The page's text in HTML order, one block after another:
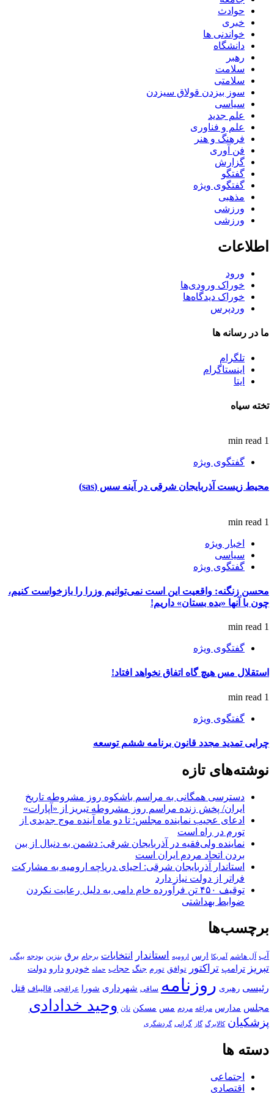
حوادث
خبری
خواندنی ها
دانشگاه
رهبر
سلامت
سلامتی
سوز بیزدن قولاق سیزدن
سیاسی
علم جدید
علم و فناوری
فرهنگ و هنر
فن آوری
گزارش
گفتگو
گفتگوی ویژه
مذهبی
ورزشی
ورزشی
اطلاعات
ورود
خوراک ورودی‌ها
خوراک دیدگاه‌ها
وردپرس
ما در رسانه ها
تلگرام
اینستاگرام
ایتا
تخته سیاه
1 min read
گفتگوی ویژه
محیط زیست آذربایجان شرقی در آینه سس (sas)
1 min read
اخبار ویژه
سیاسی
گفتگوی ویژه
محسن زنگنه: واقعیت این است نمی‌توانیم وزرا را بازخواست کنیم،
چون با آنها «بده بستان» داریم!
1 min read
گفتگوی ویژه
استقلال مس هیچ گاه اتفاق نخواهد افتاد!
1 min read
گفتگوی ویژه
چرایی تمدید مجدد قانون برنامه ششم توسعه
نوشته‌های تازه
دسترسی همگانی به مراسم باشکوه روز مشروطه تاریخ
ایران/ پخش زنده مراسم روز مشروطه تبریز از «آپارات»
ادعای عجیب نماینده مجلس: تا دو ماه آینده موج جدیدی از
تورم در راه است
نماینده ولی‌فقیه در آذربایجان شرقی: دشمن به دنبال از بین
بردن اتحاد مردم ایران است
استاندار آذربایجان شرقی: احیای دریاچه ارومیه به مشارکت
فراتر از دولت نیاز دارد
توقیف ۴۵۰ تن فرآورده خام دامی به دلیل رعایت نکردن
ضوابط بهداشتی
برچسب‌ها
آب آل هاشم آمریکا ارس ارومیه استاندار انتخابات برجام برق بنزین بودجه بیگی
تبریز ترامپ تراکتور توافق تورم جنگ حجاب حمله خودرو دارو دولت
رئیسی رهبری روزنامه ساقی شهرداری شورا عراقچی قالیباف قتل
مجلس مدارس مراغه مردم مس مسکن نان وحید خدادادی
پزشکیان کالابرگ گاز گرانی گردشگری
دسته ها
اجتماعی
اقتصادی